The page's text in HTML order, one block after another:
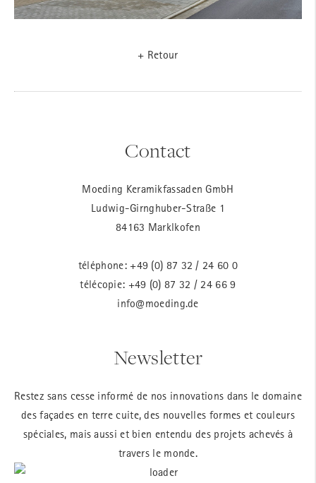
+ Retour
Contact
Moeding Keramikfassaden GmbH
Ludwig-Girnghuber-Straße 1
84163 Marklkofen
téléphone: +49 (0) 87 32 / 24 60 0
télécopie: +49 (0) 87 32 / 24 66 9
info@moeding.de
Newsletter
Restez sans cesse informé de nos innovations dans le domaine
des façades en terre cuite, des nouvelles formes et couleurs
spéciales, mais aussi et bien entendu des projets achevés à
travers le monde.